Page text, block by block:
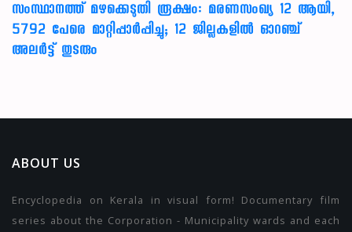
സംസ്ഥാനത്ത് മഴക്കെടുതി രൂക്ഷം: മരണസംഖ്യ 12 ആയി,
5792 പേരെ മാറ്റിപ്പാർപ്പിച്ചു; 12 ജില്ലകളിൽ ഓറഞ്ച്
അലർട്ട് തുടരും
ABOUT US
Encyclopedia on Kerala in visual form! Documentary film
series about the Corporation - Municipality wards and each